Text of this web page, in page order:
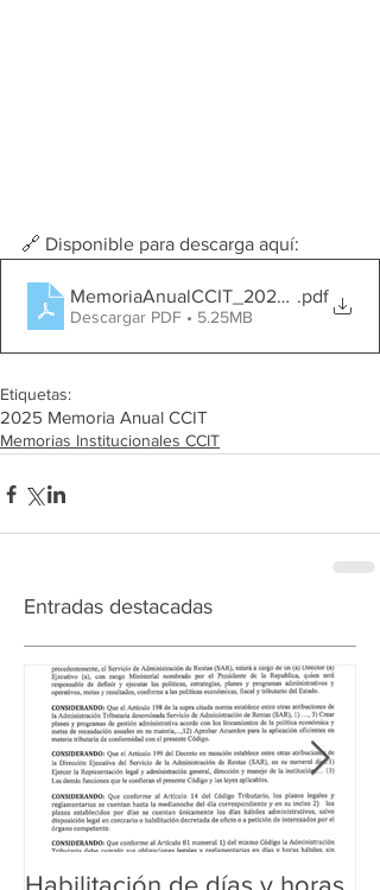
🔗 Disponible para descarga aquí:
MemoriaAnualCCIT_2025_WEB
.pdf
Descargar PDF • 5.25MB
Etiquetas:
2025 Memoria Anual CCIT
Memorias Institucionales CCIT
Entradas destacadas